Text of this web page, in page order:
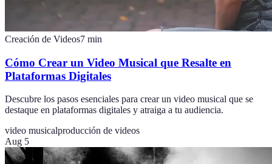
Creación de Videos7 min
Cómo Crear un Video Musical que Resalte en
Plataformas Digitales
Descubre los pasos esenciales para crear un video musical que se
destaque en plataformas digitales y atraiga a tu audiencia.
video musicalproducción de videos
Aug 5